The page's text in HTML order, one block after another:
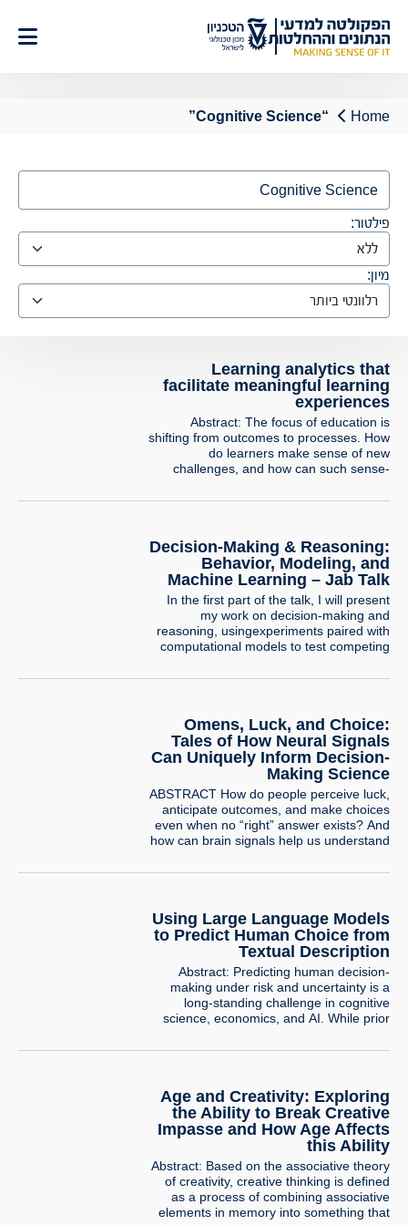
לתוכן
Home
“Cognitive Science”
Search
פילטור:
מיון:
Learning analytics that
facilitate meaningful learning
experiences
Abstract: The focus of education is
shifting from outcomes to processes. How
do learners make sense of new
challenges, and how can such sense-
this talk, I will demonstrate how the use of
and strong theoretical foundations, allows
us to…
Decision-Making & Reasoning:
Behavior, Modeling, and
Machine Learning – Jab Talk
In the first part of the talk, I will present
my work on decision-making and
reasoning, usingexperiments paired with
computational models to test competing
this line of research with a project
when making risky decisions, and how
modeling can helpreveal the mechanisms
underlying…
Omens, Luck, and Choice:
Tales of How Neural Signals
Can Uniquely Inform Decision-
Making Science
ABSTRACT How do people perceive luck,
anticipate outcomes, and make choices
even when no “right” answer exists? And
how can brain signals help us understand
talk, I will share two lines of work that
of neural signals. The first line, developed
with…
Using Large Language Models
to Predict Human Choice from
Textual Description
Abstract: Predicting human decision-
making under risk and uncertainty is a
long-standing challenge in cognitive
science, economics, and AI. While prior
described lotteries, real-world decisions
exploration of human decision-making in
such tasks using a large dataset of one-
shot binary choices…
Age and Creativity: Exploring
the Ability to Break Creative
Impasse and How Age Affects
this Ability
Abstract: Based on the associative theory
of creativity, creative thinking is defined
as a process of combining associative
elements in memory into something that